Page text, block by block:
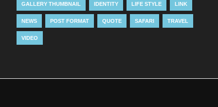
GALLERY THUMBNAIL IDENTITY LIFE STYLE LINK
NEWS POST FORMAT QUOTE SAFARI TRAVEL
VIDEO